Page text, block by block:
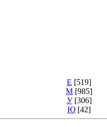
Е [519]
М [985]
У [306]
Ю [42]